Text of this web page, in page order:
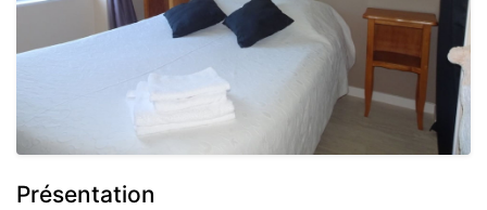
Présentation